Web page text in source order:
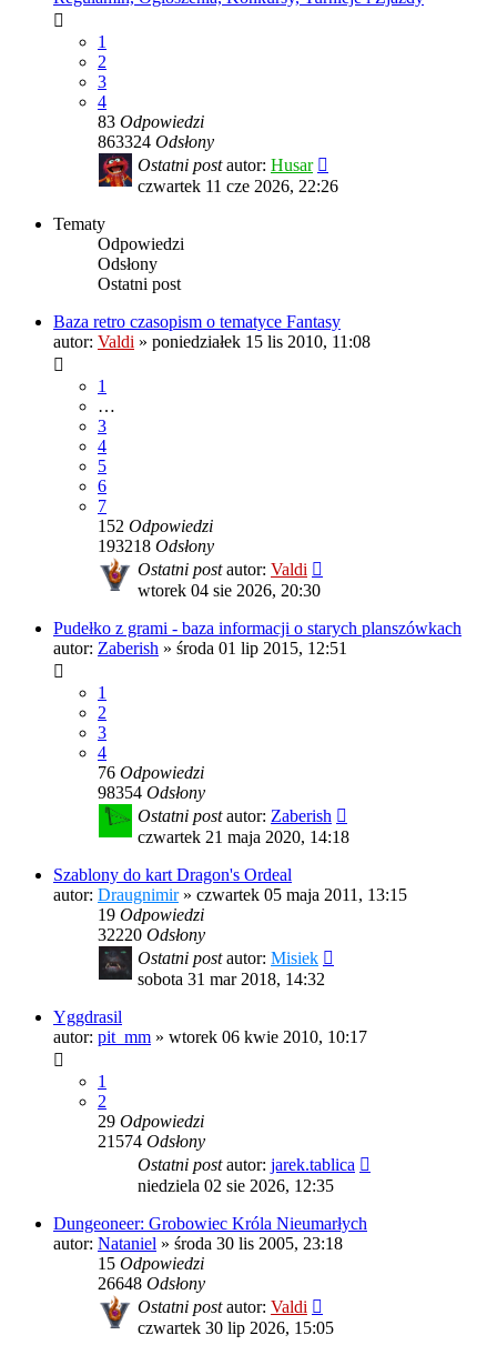
1
2
3
4
83 Odpowiedzi
863324 Odsłony
Ostatni postautor: Husar
czwartek 11 cze 2026, 22:26
Tematy
Odpowiedzi
Odsłony
Ostatni post
Baza retro czasopism o tematyce Fantasy
autor: Valdi » poniedziałek 15 lis 2010, 11:08
1
…
3
4
5
6
7
152 Odpowiedzi
193218 Odsłony
Ostatni postautor: Valdi
wtorek 04 sie 2026, 20:30
Pudełko z grami - baza informacji o starych planszówkach
autor: Zaberish » środa 01 lip 2015, 12:51
1
2
3
4
76 Odpowiedzi
98354 Odsłony
Ostatni postautor: Zaberish
czwartek 21 maja 2020, 14:18
Szablony do kart Dragon's Ordeal
autor: Draugnimir» czwartek 05 maja 2011, 13:15
19 Odpowiedzi
32220 Odsłony
Ostatni postautor: Misiek
sobota 31 mar 2018, 14:32
Yggdrasil
autor: pit_mm » wtorek 06 kwie 2010, 10:17
1
2
29 Odpowiedzi
21574 Odsłony
Ostatni postautor: jarek.tablica
niedziela 02 sie 2026, 12:35
Dungeoneer: Grobowiec Króla Nieumarłych
autor: Nataniel » środa 30 lis 2005, 23:18
15 Odpowiedzi
26648 Odsłony
Ostatni postautor: Valdi
czwartek 30 lip 2026, 15:05